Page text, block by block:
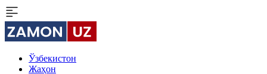
Ўзбекистон
Жаҳон